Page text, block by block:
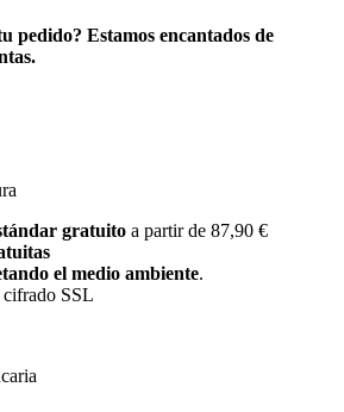
pedido? Estamos encantados de
gratuito a partir de 87,90 €
el medio ambiente.
cifrado SSL